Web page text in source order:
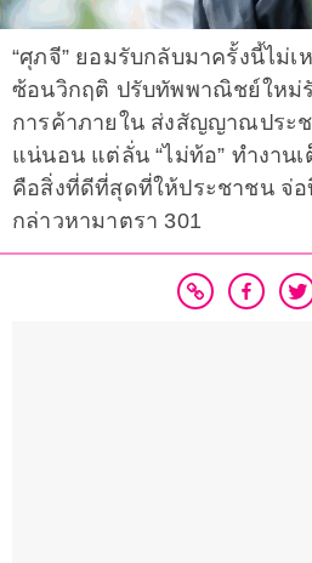
“ศุภจี” ยอมรับกลับมาครั้งนี้ไม่
ซ้อนวิกฤติ ปรับทัพพาณิชย์ใหม่
การค้าภายใน ส่งสัญญาณประ
แน่นอน แต่ลั่น “ไม่ท้อ” ทำงาน
คือสิ่งที่ดีที่สุดที่ให้ประชาชน จ่
กล่าวหามาตรา 301